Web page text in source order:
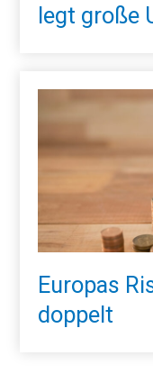
legt große
Europas
doppelt